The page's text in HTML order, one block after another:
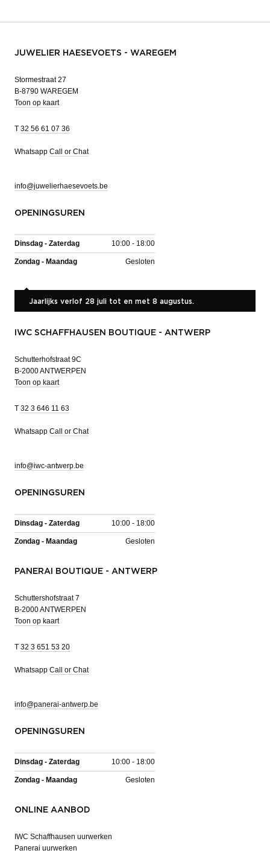
JUWELIER HAESEVOETS - WAREGEM
Stormestraat 27
B-8790 WAREGEM
Toon op kaart
T 32 56 61 07 36
Whatsapp Call or Chat
info@juwelierhaesevoets.be
OPENINGSUREN
Dinsdag - Zaterdag 10:00 - 18:00
Zondag - Maandag Gesloten
Jaarlijks verlof 28 juli tot en met 8 augustus.
IWC SCHAFFHAUSEN BOUTIQUE - ANTWERP
Schutterhofstraat 9C
B-2000 ANTWERPEN
Toon op kaart
T 32 3 646 11 63
Whatsapp Call or Chat
info@iwc-antwerp.be
OPENINGSUREN
Dinsdag - Zaterdag 10:00 - 18:00
Zondag - Maandag Gesloten
PANERAI BOUTIQUE - ANTWERP
Schuttershofstraat 7
B-2000 ANTWERPEN
Toon op kaart
T 32 3 651 53 20
Whatsapp Call or Chat
info@panerai-antwerp.be
OPENINGSUREN
Dinsdag - Zaterdag 10:00 - 18:00
Zondag - Maandag Gesloten
ONLINE AANBOD
IWC Schaffhausen uurwerken
Panerai uurwerken